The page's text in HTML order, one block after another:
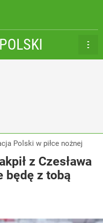
Polski w piłce nożnej
z Czesława
będę z tobą